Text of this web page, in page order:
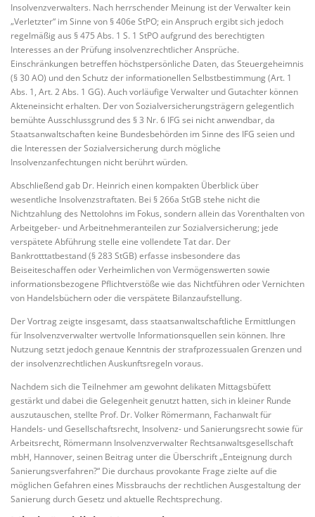
Insolvenzverwalters. Nach herrschender Meinung ist der Verwalter kein
„Verletzter“ im Sinne von § 406e StPO; ein Anspruch ergibt sich jedoch
regelmäßig aus § 475 Abs. 1 S. 1 StPO aufgrund des berechtigten
Interesses an der Prüfung insolvenzrechtlicher Ansprüche.
Einschränkungen betreffen höchstpersönliche Daten, das Steuergeheimnis
(§ 30 AO) und den Schutz der informationellen Selbstbestimmung (Art. 1
Abs. 1, Art. 2 Abs. 1 GG). Auch vorläufige Verwalter und Gutachter können
Akteneinsicht erhalten. Der von Sozialversicherungsträgern gelegentlich
bemühte Ausschlussgrund des § 3 Nr. 6 IFG sei nicht anwendbar, da
Staatsanwaltschaften keine Bundesbehörden im Sinne des IFG seien und
die Interessen der Sozialversicherung durch mögliche
Insolvenzanfechtungen nicht berührt würden.
Abschließend gab Dr. Heinrich einen kompakten Überblick über
wesentliche Insolvenzstraftaten. Bei § 266a StGB stehe nicht die
Nichtzahlung des Nettolohns im Fokus, sondern allein das Vorenthalten von
Arbeitgeber- und Arbeitnehmeranteilen zur Sozialversicherung; jede
verspätete Abführung stelle eine vollendete Tat dar. Der
Bankrotttatbestand (§ 283 StGB) erfasse insbesondere das
Beiseiteschaffen oder Verheimlichen von Vermögenswerten sowie
informationsbezogene Pflichtverstöße wie das Nichtführen oder Vernichten
von Handelsbüchern oder die verspätete Bilanzaufstellung.
Der Vortrag zeigte insgesamt, dass staatsanwaltschaftliche Ermittlungen
für Insolvenzverwalter wertvolle Informationsquellen sein können. Ihre
Nutzung setzt jedoch genaue Kenntnis der strafprozessualen Grenzen und
der insolvenzrechtlichen Auskunftsregeln voraus.
Nachdem sich die Teilnehmer am gewohnt delikaten Mittagsbüfett
gestärkt und dabei die Gelegenheit genutzt hatten, sich in kleiner Runde
auszutauschen, stellte Prof. Dr. Volker Römermann, Fachanwalt für
Handels- und Gesellschaftsrecht, Insolvenz- und Sanierungsrecht sowie für
Arbeitsrecht, Römermann Insolvenzverwalter Rechtsanwaltsgesellschaft
mbH, Hannover, seinen Beitrag unter die Überschrift „Enteignung durch
Sanierungsverfahren?“ Die durchaus provokante Frage zielte auf die
möglichen Gefahren eines Missbrauchs der rechtlichen Ausgestaltung der
Sanierung durch Gesetz und aktuelle Rechtsprechung.